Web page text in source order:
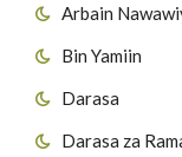
Arbain
Bin Yamiin
Darasa
Darasa za